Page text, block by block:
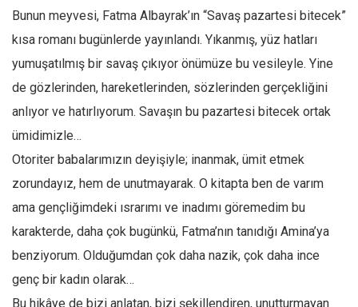
Bunun meyvesi, Fatma Albayrak’ın “Savaş pazartesi bitecek”
kısa romanı bugünlerde yayınlandı. Yıkanmış, yüz hatları
yumuşatılmış bir savaş çıkıyor önümüze bu vesileyle. Yine
de gözlerinden, hareketlerinden, sözlerinden gerçekliğini
anlıyor ve hatırlıyorum. Savaşın bu pazartesi bitecek ortak
ümidimizle…
Otoriter babalarımızın deyişiyle; inanmak, ümit etmek
zorundayız, hem de unutmayarak. O kitapta ben de varım
ama gençliğimdeki ısrarımı ve inadımı göremedim bu
karakterde, daha çok bugünkü, Fatma’nın tanıdığı Amina’ya
benziyorum. Olduğumdan çok daha nazik, çok daha ince
genç bir kadın olarak…
Bu hikâye de bizi anlatan, bizi şekillendiren, unutturmayan